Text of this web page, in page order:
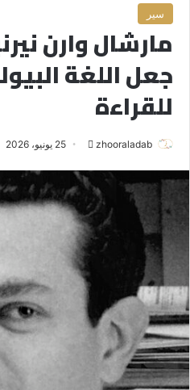
سير
مارشال وارن
جعل اللغة
للقراءة
zhooraladab
س
ل
ب
ر
د
إ
25 يونيو، 2026